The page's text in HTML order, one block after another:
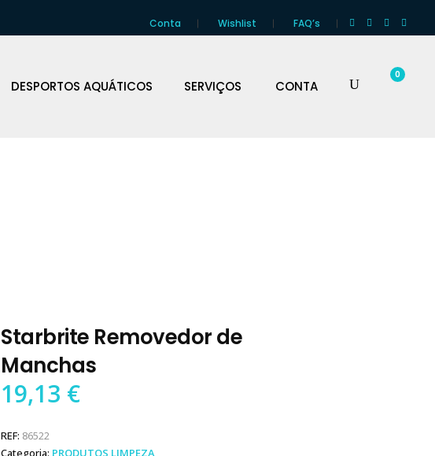
Conta Wishlist FAQ’s
DESPORTOS AQUÁTICOS SERVIÇOS CONTA
0
Starbrite Removedor de
Manchas
19,13 €
REF: 86522
Categoria: PRODUTOS LIMPEZA